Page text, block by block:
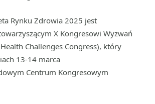
Rynku Zdrowia 2025 jest
X Kongresowi Wyzwań
Challenges Congress), który
13-14 marca
Centrum Kongresowym